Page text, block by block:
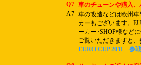
Q7
車のチューンや購入
A7
車の改造などは欧州
カーもございます。
ーカー･SHOP様など
ご覧いただきますと
EURO CUP 2011 参